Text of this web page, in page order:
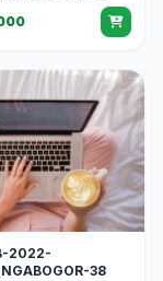
2022-
38